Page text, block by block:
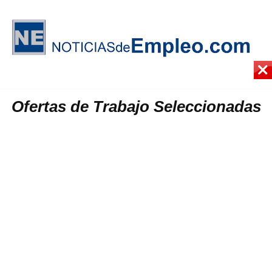
Ofertas de Trabajo Seleccionadas